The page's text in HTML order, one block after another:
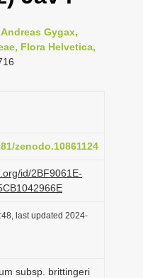
Gygax,
Flora Helvetica,
zenodo.10861124
id/2BF9061E-
last updated 2024-
subsp. brittingeri